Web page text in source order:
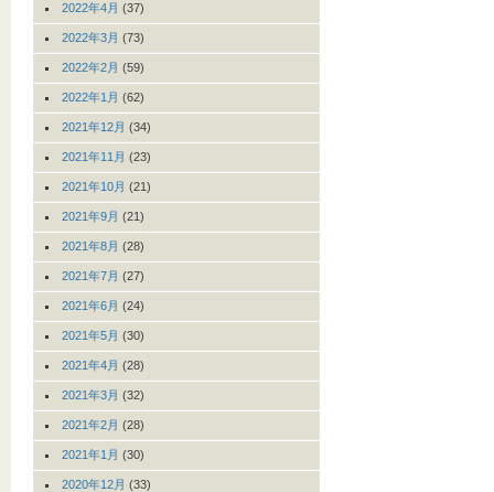
2022年4月 (37)
2022年3月 (73)
2022年2月 (59)
2022年1月 (62)
2021年12月 (34)
2021年11月 (23)
2021年10月 (21)
2021年9月 (21)
2021年8月 (28)
2021年7月 (27)
2021年6月 (24)
2021年5月 (30)
2021年4月 (28)
2021年3月 (32)
2021年2月 (28)
2021年1月 (30)
2020年12月 (33)